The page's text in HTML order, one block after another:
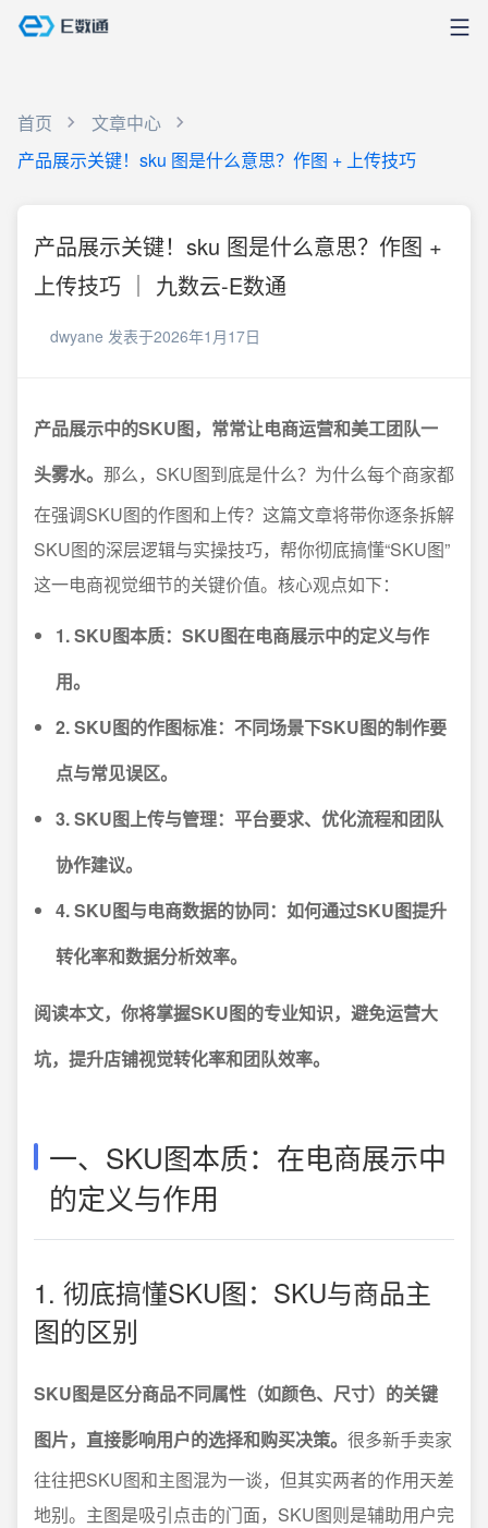
首页
文章中心
产品展示关键！sku 图是什么意思？作图 + 上传技巧
产品展示关键！sku 图是什么意思？作图 +
上传技巧 ｜ 九数云-E数通
dwyane 发表于2026年1月17日
产品展示中的SKU图，常常让电商运营和美工团队一
头雾水。 那么，SKU图到底是什么？为什么每个商家都
在强调SKU图的作图和上传？这篇文章将带你逐条拆解
SKU图的深层逻辑与实操技巧，帮你彻底搞懂“SKU图”
这一电商视觉细节的关键价值。核心观点如下：
1. SKU图本质：SKU图在电商展示中的定义与作
用。
2. SKU图的作图标准：不同场景下SKU图的制作要
点与常见误区。
3. SKU图上传与管理：平台要求、优化流程和团队
协作建议。
4. SKU图与电商数据的协同：如何通过SKU图提升
转化率和数据分析效率。
阅读本文，你将掌握SKU图的专业知识，避免运营大
坑，提升店铺视觉转化率和团队效率。
一、SKU图本质：在电商展示中
的定义与作用
1. 彻底搞懂SKU图：SKU与商品主
图的区别
SKU图是区分商品不同属性（如颜色、尺寸）的关键
图片，直接影响用户的选择和购买决策。 很多新手卖家
往往把SKU图和主图混为一谈，但其实两者的作用天差
地别。主图是吸引点击的门面，SKU图则是辅助用户完